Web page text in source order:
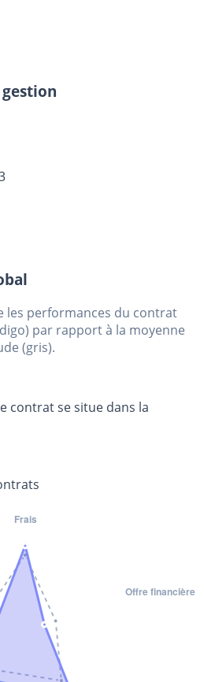
les performances du contrat
par rapport à la moyenne
(gris).
contrat se situe dans la